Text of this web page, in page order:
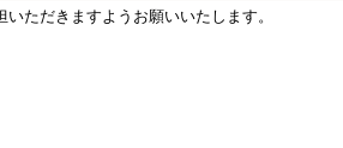
ただきますようお願いいたします。